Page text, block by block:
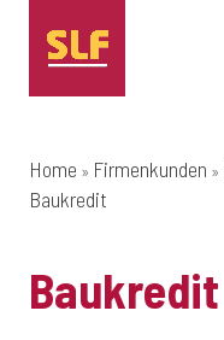
Home Firmenkunden
Baukredit
Baukredit